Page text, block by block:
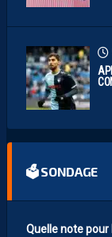
🗳 SONDAGE
Quelle note pour